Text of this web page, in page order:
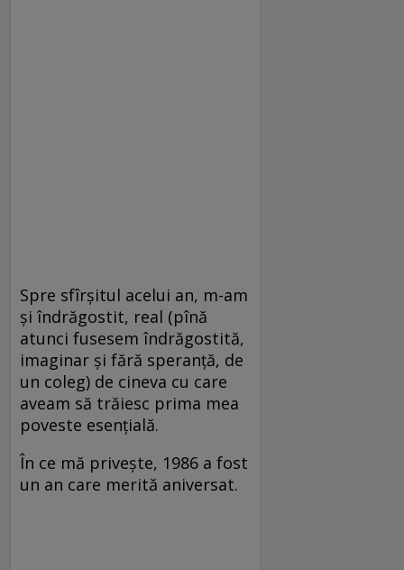
Spre sfîrșitul acelui an, m-am
și îndrăgostit, real (pînă
atunci fusesem îndrăgostită,
imaginar și fără speranță, de
un coleg) de cineva cu care
aveam să trăiesc prima mea
poveste esențială.
În ce mă privește, 1986 a fost
un an care merită aniversat.